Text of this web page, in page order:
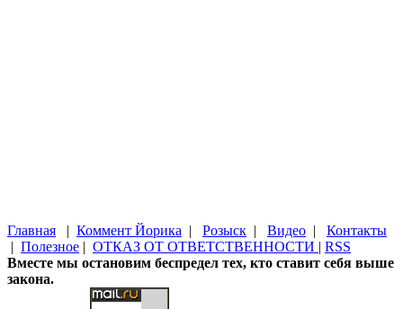
Главная | Коммент Йорика | Розыск | Видео | Контакты
| Полезное | ОТКАЗ ОТ ОТВЕТСТВЕННОСТИ | RSS
Вместе мы остановим беспредел тех, кто ставит себя выше
закона.